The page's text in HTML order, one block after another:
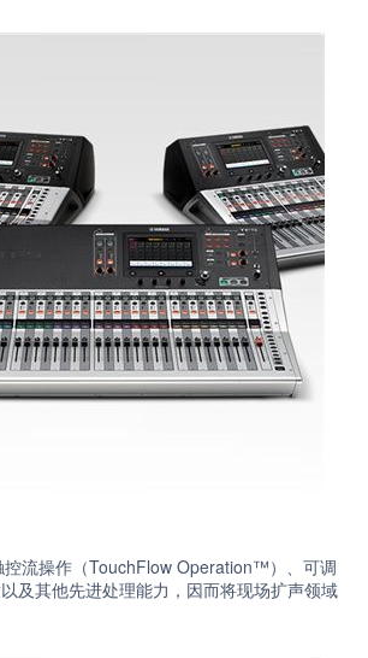
流操作（TouchFlow Operation™）、可调
及其他先进处理能力，因而将现场扩声领域